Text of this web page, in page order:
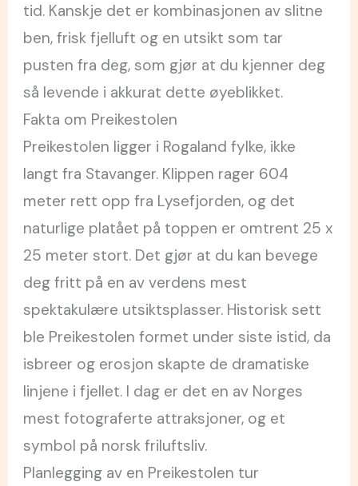
tid. Kanskje det er kombinasjonen av slitne
ben, frisk fjelluft og en utsikt som tar
pusten fra deg, som gjør at du kjenner deg
så levende i akkurat dette øyeblikket.
Fakta om Preikestolen
Preikestolen ligger i Rogaland fylke, ikke
langt fra Stavanger. Klippen rager 604
meter rett opp fra Lysefjorden, og det
naturlige platået på toppen er omtrent 25 x
25 meter stort. Det gjør at du kan bevege
deg fritt på en av verdens mest
spektakulære utsiktsplasser. Historisk sett
ble Preikestolen formet under siste istid, da
isbreer og erosjon skapte de dramatiske
linjene i fjellet. I dag er det en av Norges
mest fotograferte attraksjoner, og et
symbol på norsk friluftsliv.
Planlegging av en Preikestolen tur